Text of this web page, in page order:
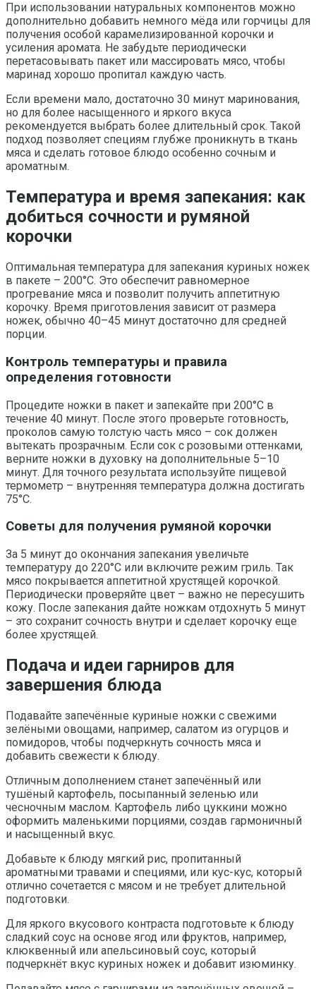
При использовании натуральных компонентов можно
дополнительно добавить немного мёда или горчицы для
получения особой карамелизированной корочки и
усиления аромата. Не забудьте периодически
перетасовывать пакет или массировать мясо, чтобы
маринад хорошо пропитал каждую часть.
Если времени мало, достаточно 30 минут маринования,
но для более насыщенного и яркого вкуса
рекомендуется выбрать более длительный срок. Такой
подход позволяет специям глубже проникнуть в ткань
мяса и сделать готовое блюдо особенно сочным и
ароматным.
Температура и время запекания: как
добиться сочности и румяной
корочки
Оптимальная температура для запекания куриных ножек
в пакете – 200°C. Это обеспечит равномерное
прогревание мяса и позволит получить аппетитную
корочку. Время приготовления зависит от размера
ножек, обычно 40–45 минут достаточно для средней
порции.
Контроль температуры и правила
определения готовности
Процедите ножки в пакет и запекайте при 200°C в
течение 40 минут. После этого проверьте готовность,
проколов самую толстую часть мясо – сок должен
вытекать прозрачным. Если сок с розовыми оттенками,
верните ножки в духовку на дополнительные 5–10
минут. Для точного результата используйте пищевой
термометр – внутренняя температура должна достигать
75°C.
Советы для получения румяной корочки
За 5 минут до окончания запекания увеличьте
температуру до 220°C или включите режим гриль. Так
мясо покрывается аппетитной хрустящей корочкой.
Периодически проверяйте цвет – важно не пересушить
кожу. После запекания дайте ножкам отдохнуть 5 минут
– это сохранит сочность внутри и сделает корочку еще
более хрустящей.
Подача и идеи гарниров для
завершения блюда
Подавайте запечённые куриные ножки с свежими
зелёными овощами, например, салатом из огурцов и
помидоров, чтобы подчеркнуть сочность мяса и
добавить свежести к блюду.
Отличным дополнением станет запечённый или
тушёный картофель, посыпанный зеленью или
чесночным маслом. Картофель либо цуккини можно
оформить маленькими порциями, создав гармоничный
и насыщенный вкус.
Добавьте к блюду мягкий рис, пропитанный
ароматными травами и специями, или кус-кус, который
отлично сочетается с мясом и не требует длительной
подготовки.
Для яркого вкусового контраста подготовьте к блюду
сладкий соус на основе ягод или фруктов, например,
клюквенный или апельсиновый соус, который
подчеркнёт вкус куриных ножек и добавит изюминку.